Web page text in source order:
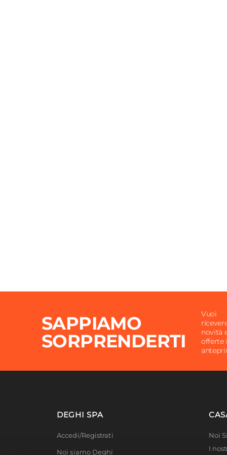
SAPPIAMO
SORPRENDERTI
Vuoi
novità
offerte
DEGHI SPA
Accedi/Registrati
Noi siamo Deghi
Noi
I